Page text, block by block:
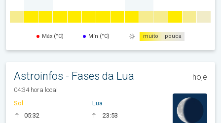
Máx (°C) Mín (°C) muito pouca
Astroinfos - Fases da Lua hoje
04:34 hora local
Sol
05:32
Lua
23:53